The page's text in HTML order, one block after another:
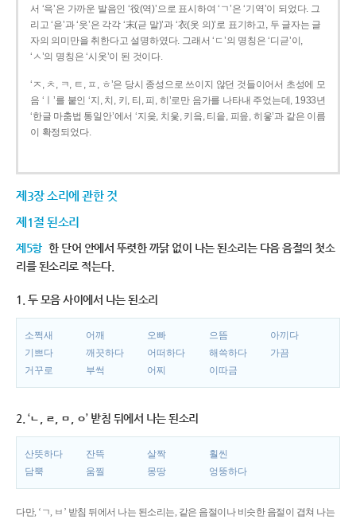
서 ‘윽’은 가까운 발음인 ‘役(역)’으로 표시하여 ‘ㄱ’은 ‘기역’이 되었다. 그
리고 ‘읃’과 ‘읏’은 각각 ‘末(귿 말)’과 ‘衣(옷 의)’로 표기하고, 두 글자는 글
자의 의미만을 취한다고 설명하였다. 그래서 ‘ㄷ’의 명칭은 ‘디귿’이,
‘ㅅ’의 명칭은 ‘시옷’이 된 것이다.
‘ㅈ, ㅊ, ㅋ, ㅌ, ㅍ, ㅎ’은 당시 종성으로 쓰이지 않던 것들이어서 초성에 모
음 ‘ㅣ’를 붙인 ‘지, 치, 키, 티, 피, 히’로만 음가를 나타내 주었는데, 1933년
‘한글 마춤법 통일안’에서 ‘지읒, 치읓, 키읔, 티읕, 피읖, 히읗’과 같은 이름
이 확정되었다.
제3장 소리에 관한 것
제1절 된소리
제5항 한 단어 안에서 뚜렷한 까닭 없이 나는 된소리는 다음 음절의 첫소
리를 된소리로 적는다.
1. 두 모음 사이에서 나는 된소리
소쩍새 어깨 오빠 으뜸
아끼다
기쁘다
깨끗하다 어떠하다 해쓱하다
가끔
거꾸로
부썩 어찌 이따금
2. ‘ㄴ, ㄹ, ㅁ, ㅇ’ 받침 뒤에서 나는 된소리
산뜻하다 잔뜩 살짝
훨씬
담뿍
움찔 몽땅 엉뚱하다
다만, ‘ㄱ, ㅂ’ 받침 뒤에서 나는 된소리는, 같은 음절이나 비슷한 음절이 겹쳐 나는